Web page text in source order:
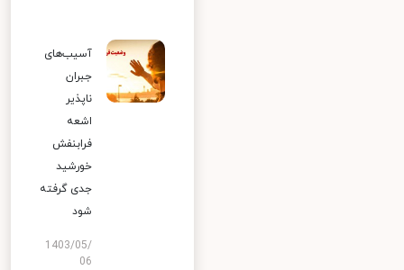
آسیب‌های
جبران
ناپذیر
اشعه
فرابنفش
خورشید
جدی گرفته
شود
1403/05/
06